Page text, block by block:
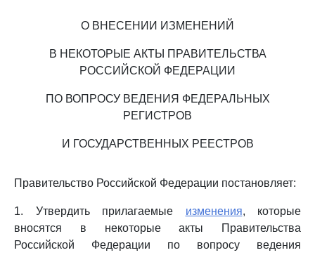
О ВНЕСЕНИИ ИЗМЕНЕНИЙ
В НЕКОТОРЫЕ АКТЫ ПРАВИТЕЛЬСТВА
РОССИЙСКОЙ ФЕДЕРАЦИИ
ПО ВОПРОСУ ВЕДЕНИЯ ФЕДЕРАЛЬНЫХ
РЕГИСТРОВ
И ГОСУДАРСТВЕННЫХ РЕЕСТРОВ
Правительство Российской Федерации постановляет:
1. Утвердить прилагаемые изменения, которые
вносятся в некоторые акты Правительства
Российской Федерации по вопросу ведения